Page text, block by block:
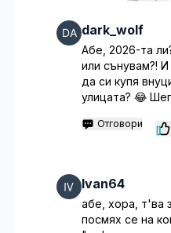
dark_wolf
Абе, 2026-та
или сънувам?! И
да си купя
улицата? 😂
Отговори
Ivan64
абе, хора, т'ва
посмях се на